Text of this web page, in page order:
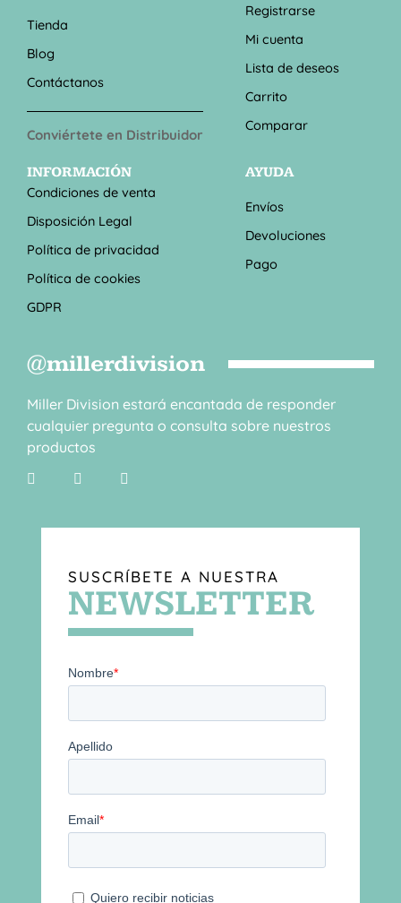
Tienda
Blog
Contáctanos
Conviértete en Distribuidor
Registrarse
Mi cuenta
Lista de deseos
Carrito
Comparar
INFORMACIÓN
Condiciones de venta
Disposición Legal
Política de privacidad
Política de cookies
GDPR
AYUDA
Envíos
Devoluciones
Pago
@millerdivision
Miller Division estará encantada de responder
cualquier pregunta o consulta sobre nuestros
productos
SUSCRÍBETE A NUESTRA
NEWSLETTER